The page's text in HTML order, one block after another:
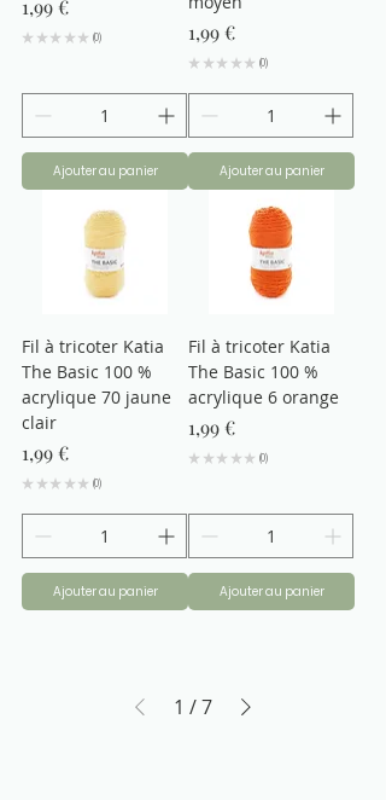
Prix
1,99 €
★ ★ ★ ★ ★ 0
0
Ajouter au panier
Prix
1,99 €
★ ★ ★ ★ ★ 0
0
Ajouter au panier
Fil à tricoter Katia
The Basic 100 %
acrylique 70 jaune
clair
Prix
1,99 €
★ ★ ★ ★ ★ 0
0
Ajouter au panier
Fil à tricoter Katia
The Basic 100 %
acrylique 6 orange
Prix
1,99 €
★ ★ ★ ★ ★ 0
0
Ajouter au panier
1 /7